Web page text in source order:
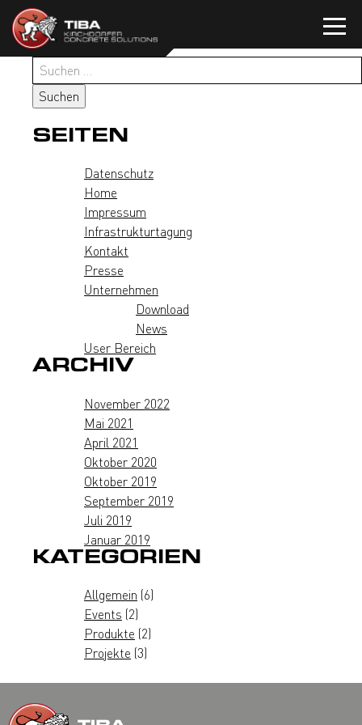
Zum
Inhalt
springen
Suchen
nach:
SEITEN
Datenschutz
Home
Impressum
Infrastrukturtagung
Kontakt
Presse
Unternehmen
Download
News
User Bereich
ARCHIV
November 2022
Mai 2021
April 2021
Oktober 2020
Oktober 2019
September 2019
Juli 2019
Januar 2019
KATEGORIEN
Allgemein (6)
Events (2)
Produkte (2)
Projekte (3)